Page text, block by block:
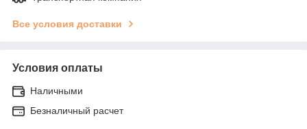
Все условия доставки
Условия оплаты
Наличными
Безналичный расчет